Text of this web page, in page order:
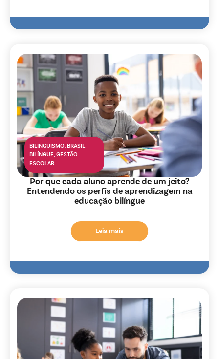
Por que cada aluno aprende de um jeito?
Entendendo os perfis de aprendizagem na
educação bilíngue
BILINGUISMO, BRASIL
BILÍNGUE, GESTÃO
ESCOLAR
Leia mais